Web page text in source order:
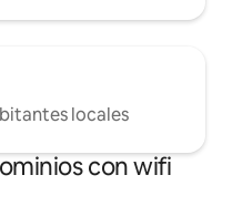
locales
con wifi